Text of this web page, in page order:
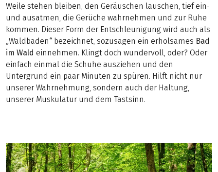
Weile stehen bleiben, den Geräuschen lauschen, tief ein-
und ausatmen, die Gerüche wahrnehmen und zur Ruhe
kommen. Dieser Form der Entschleunigung wird auch als
„Waldbaden“ bezeichnet, sozusagen ein erholsames Bad
im Wald einnehmen. Klingt doch wundervoll, oder? Oder
einfach einmal die Schuhe ausziehen und den
Untergrund ein paar Minuten zu spüren. Hilft nicht nur
unserer Wahrnehmung, sondern auch der Haltung,
unserer Muskulatur und dem Tastsinn.